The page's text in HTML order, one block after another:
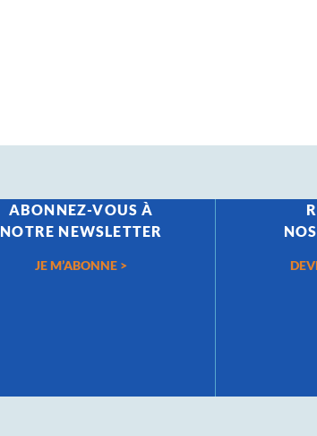
ABONNEZ-VOUS À
NOTRE NEWSLETTER
JE M’ABONNE >